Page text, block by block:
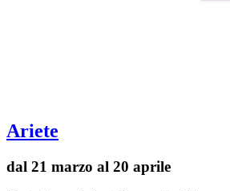
Ariete
dal 21 marzo al 20 aprile